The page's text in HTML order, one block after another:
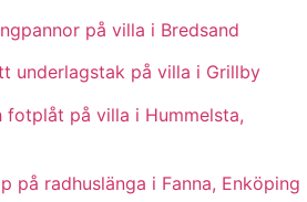
på villa i Bredsand
underlagstak på villa i Grillby
på villa i Hummelsta,
på radhuslänga i Fanna, Enköping